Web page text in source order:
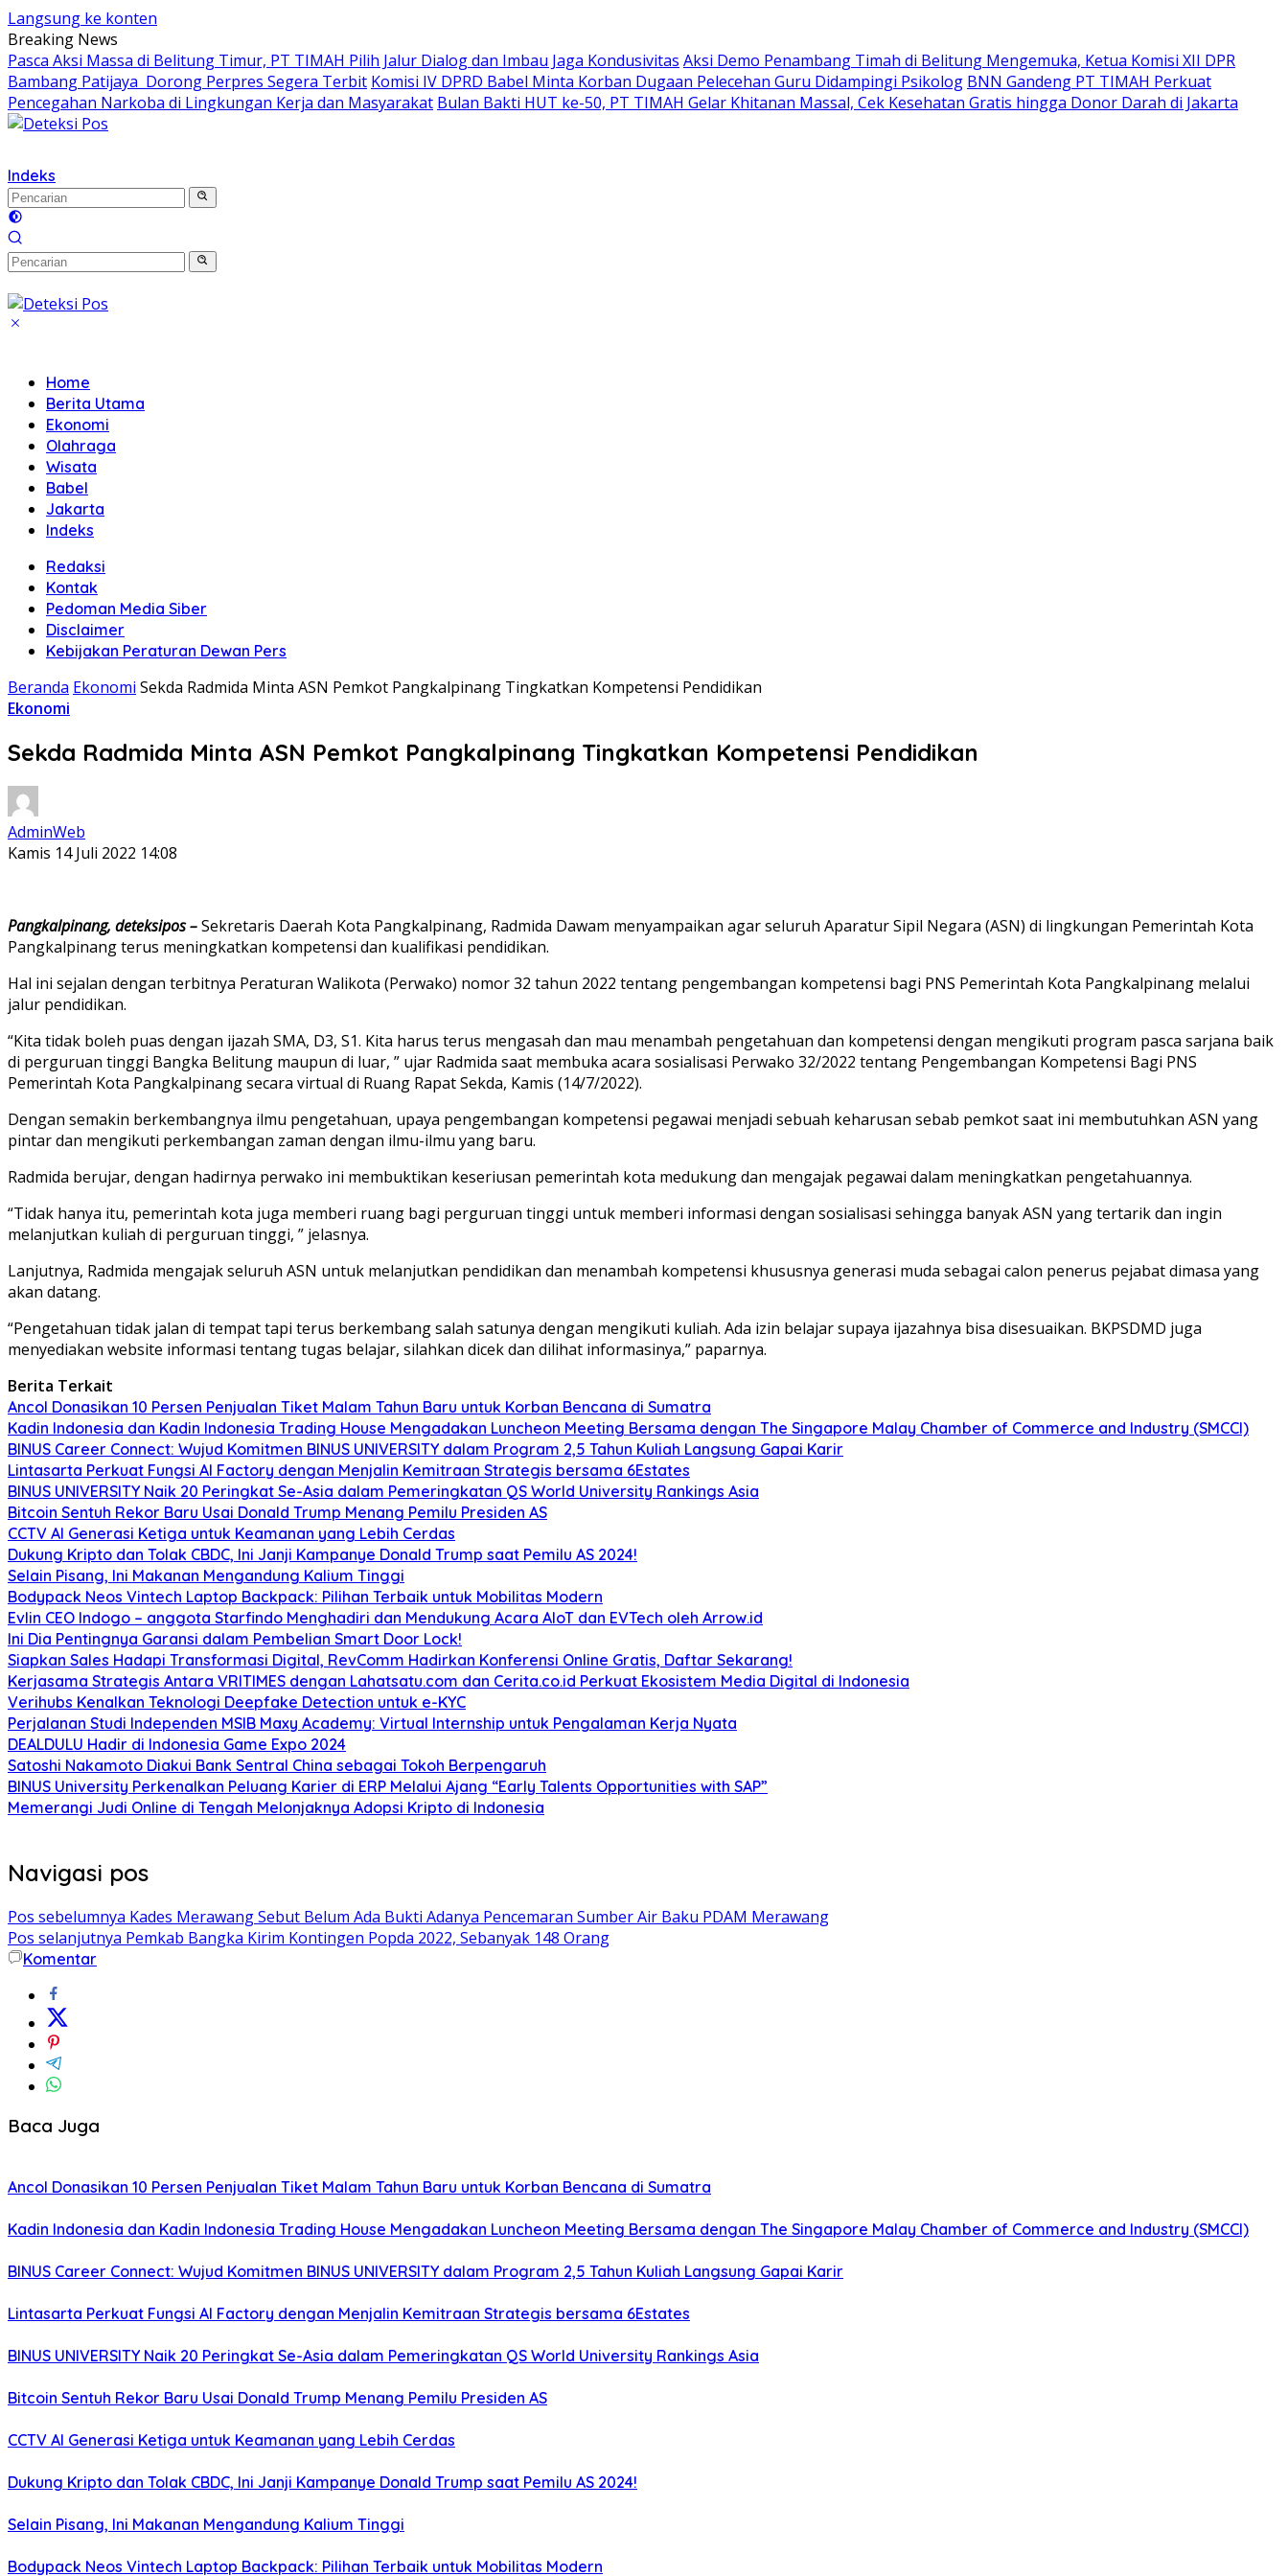
Langsung ke konten
Breaking News
Pasca Aksi Massa di Belitung Timur, PT TIMAH Pilih Jalur Dialog dan Imbau Jaga Kondusivitas Aksi Demo Penambang Timah di Belitung Mengemuka, Ketua Komisi XII DPR
Bambang Patijaya Dorong Perpres Segera Terbit Komisi IV DPRD Babel Minta Korban Dugaan Pelecehan Guru Didampingi Psikolog BNN Gandeng PT TIMAH Perkuat
Pencegahan Narkoba di Lingkungan Kerja dan Masyarakat Bulan Bakti HUT ke-50, PT TIMAH Gelar Khitanan Massal, Cek Kesehatan Gratis hingga Donor Darah di Jakarta
Indeks
Home
Berita Utama
Ekonomi
Olahraga
Wisata
Babel
Jakarta
Indeks
Redaksi
Kontak
Pedoman Media Siber
Disclaimer
Kebijakan Peraturan Dewan Pers
Beranda Ekonomi Sekda Radmida Minta ASN Pemkot Pangkalpinang Tingkatkan Kompetensi Pendidikan
Ekonomi
Sekda Radmida Minta ASN Pemkot Pangkalpinang Tingkatkan Kompetensi Pendidikan
AdminWeb
Kamis 14 Juli 2022 14:08
Pangkalpinang, deteksipos –Sekretaris Daerah Kota Pangkalpinang, Radmida Dawam menyampaikan agar seluruh Aparatur Sipil Negara (ASN) di lingkungan Pemerintah Kota
Pangkalpinang terus meningkatkan kompetensi dan kualifikasi pendidikan.
Hal ini sejalan dengan terbitnya Peraturan Walikota (Perwako) nomor 32 tahun 2022 tentang pengembangan kompetensi bagi PNS Pemerintah Kota Pangkalpinang melalui
jalur pendidikan.
“Kita tidak boleh puas dengan ijazah SMA, D3, S1. Kita harus terus mengasah dan mau menambah pengetahuan dan kompetensi dengan mengikuti program pasca sarjana baik
di perguruan tinggi Bangka Belitung maupun di luar, ” ujar Radmida saat membuka acara sosialisasi Perwako 32/2022 tentang Pengembangan Kompetensi Bagi PNS
Pemerintah Kota Pangkalpinang secara virtual di Ruang Rapat Sekda, Kamis (14/7/2022).
Dengan semakin berkembangnya ilmu pengetahuan, upaya pengembangan kompetensi pegawai menjadi sebuah keharusan sebab pemkot saat ini membutuhkan ASN yang
pintar dan mengikuti perkembangan zaman dengan ilmu-ilmu yang baru.
Radmida berujar, dengan hadirnya perwako ini membuktikan keseriusan pemerintah kota medukung dan mengajak pegawai dalam meningkatkan pengetahuannya.
“Tidak hanya itu, pemerintah kota juga memberi ruang bagi perguruan tinggi untuk memberi informasi dengan sosialisasi sehingga banyak ASN yang tertarik dan ingin
melanjutkan kuliah di perguruan tinggi, ” jelasnya.
Lanjutnya, Radmida mengajak seluruh ASN untuk melanjutkan pendidikan dan menambah kompetensi khususnya generasi muda sebagai calon penerus pejabat dimasa yang
akan datang.
“Pengetahuan tidak jalan di tempat tapi terus berkembang salah satunya dengan mengikuti kuliah. Ada izin belajar supaya ijazahnya bisa disesuaikan. BKPSDMD juga
menyediakan website informasi tentang tugas belajar, silahkan dicek dan dilihat informasinya,” paparnya.
Berita Terkait
Ancol Donasikan 10 Persen Penjualan Tiket Malam Tahun Baru untuk Korban Bencana di Sumatra
Kadin Indonesia dan Kadin Indonesia Trading House Mengadakan Luncheon Meeting Bersama dengan The Singapore Malay Chamber of Commerce and Industry (SMCCI)
BINUS Career Connect: Wujud Komitmen BINUS UNIVERSITY dalam Program 2,5 Tahun Kuliah Langsung Gapai Karir
Lintasarta Perkuat Fungsi AI Factory dengan Menjalin Kemitraan Strategis bersama 6Estates
BINUS UNIVERSITY Naik 20 Peringkat Se-Asia dalam Pemeringkatan QS World University Rankings Asia
Bitcoin Sentuh Rekor Baru Usai Donald Trump Menang Pemilu Presiden AS
CCTV AI Generasi Ketiga untuk Keamanan yang Lebih Cerdas
Dukung Kripto dan Tolak CBDC, Ini Janji Kampanye Donald Trump saat Pemilu AS 2024!
Selain Pisang, Ini Makanan Mengandung Kalium Tinggi
Bodypack Neos Vintech Laptop Backpack: Pilihan Terbaik untuk Mobilitas Modern
Evlin CEO Indogo – anggota Starfindo Menghadiri dan Mendukung Acara AIoT dan EVTech oleh Arrow.id
Ini Dia Pentingnya Garansi dalam Pembelian Smart Door Lock!
Siapkan Sales Hadapi Transformasi Digital, RevComm Hadirkan Konferensi Online Gratis, Daftar Sekarang!
Kerjasama Strategis Antara VRITIMES dengan Lahatsatu.com dan Cerita.co.id Perkuat Ekosistem Media Digital di Indonesia
Verihubs Kenalkan Teknologi Deepfake Detection untuk e-KYC
Perjalanan Studi Independen MSIB Maxy Academy: Virtual Internship untuk Pengalaman Kerja Nyata
DEALDULU Hadir di Indonesia Game Expo 2024
Satoshi Nakamoto Diakui Bank Sentral China sebagai Tokoh Berpengaruh
BINUS University Perkenalkan Peluang Karier di ERP Melalui Ajang “Early Talents Opportunities with SAP”
Memerangi Judi Online di Tengah Melonjaknya Adopsi Kripto di Indonesia
Navigasi pos
Pos sebelumnya Kades Merawang Sebut Belum Ada Bukti Adanya Pencemaran Sumber Air Baku PDAM Merawang
Pos selanjutnya Pemkab Bangka Kirim Kontingen Popda 2022, Sebanyak 148 Orang
Komentar
Baca Juga
Ancol Donasikan 10 Persen Penjualan Tiket Malam Tahun Baru untuk Korban Bencana di Sumatra
Kadin Indonesia dan Kadin Indonesia Trading House Mengadakan Luncheon Meeting Bersama dengan The Singapore Malay Chamber of Commerce and Industry (SMCCI)
BINUS Career Connect: Wujud Komitmen BINUS UNIVERSITY dalam Program 2,5 Tahun Kuliah Langsung Gapai Karir
Lintasarta Perkuat Fungsi AI Factory dengan Menjalin Kemitraan Strategis bersama 6Estates
BINUS UNIVERSITY Naik 20 Peringkat Se-Asia dalam Pemeringkatan QS World University Rankings Asia
Bitcoin Sentuh Rekor Baru Usai Donald Trump Menang Pemilu Presiden AS
CCTV AI Generasi Ketiga untuk Keamanan yang Lebih Cerdas
Dukung Kripto dan Tolak CBDC, Ini Janji Kampanye Donald Trump saat Pemilu AS 2024!
Selain Pisang, Ini Makanan Mengandung Kalium Tinggi
Bodypack Neos Vintech Laptop Backpack: Pilihan Terbaik untuk Mobilitas Modern